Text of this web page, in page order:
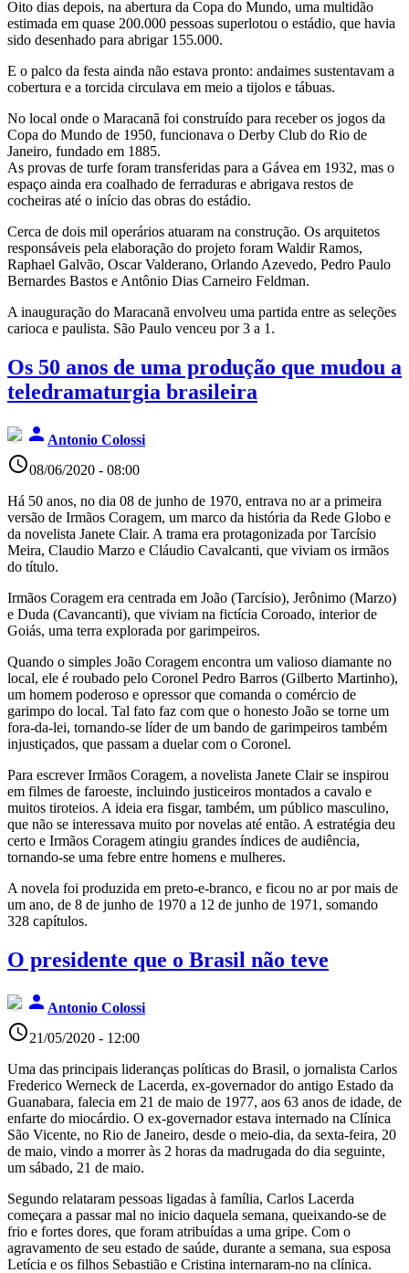
Oito dias depois, na abertura da Copa do Mundo, uma multidão
estimada em quase 200.000 pessoas superlotou o estádio, que havia
sido desenhado para abrigar 155.000.
E o palco da festa ainda não estava pronto: andaimes sustentavam a
cobertura e a torcida circulava em meio a tijolos e tábuas.
No local onde o Maracanã foi construído para receber os jogos da
Copa do Mundo de 1950, funcionava o Derby Club do Rio de
Janeiro, fundado em 1885.
As provas de turfe foram transferidas para a Gávea em 1932, mas o
espaço ainda era coalhado de ferraduras e abrigava restos de
cocheiras até o início das obras do estádio.
Cerca de dois mil operários atuaram na construção. Os arquitetos
responsáveis pela elaboração do projeto foram Waldir Ramos,
Raphael Galvão, Oscar Valderano, Orlando Azevedo, Pedro Paulo
Bernardes Bastos e Antônio Dias Carneiro Feldman.
A inauguração do Maracanã envolveu uma partida entre as seleções
carioca e paulista. São Paulo venceu por 3 a 1.
Os 50 anos de uma produção que mudou a
teledramaturgia brasileira
person Antonio Colossi
access_time08/06/2020 - 08:00
Há 50 anos, no dia 08 de junho de 1970, entrava no ar a primeira
versão de Irmãos Coragem, um marco da história da Rede Globo e
da novelista Janete Clair. A trama era protagonizada por Tarcísio
Meira, Claudio Marzo e Cláudio Cavalcanti, que viviam os irmãos
do título.
Irmãos Coragem era centrada em João (Tarcísio), Jerônimo (Marzo)
e Duda (Cavancanti), que viviam na fictícia Coroado, interior de
Goiás, uma terra explorada por garimpeiros.
Quando o simples João Coragem encontra um valioso diamante no
local, ele é roubado pelo Coronel Pedro Barros (Gilberto Martinho),
um homem poderoso e opressor que comanda o comércio de
garimpo do local. Tal fato faz com que o honesto João se torne um
fora-da-lei, tornando-se líder de um bando de garimpeiros também
injustiçados, que passam a duelar com o Coronel.
Para escrever Irmãos Coragem, a novelista Janete Clair se inspirou
em filmes de faroeste, incluindo justiceiros montados a cavalo e
muitos tiroteios. A ideia era fisgar, também, um público masculino,
que não se interessava muito por novelas até então. A estratégia deu
certo e Irmãos Coragem atingiu grandes índices de audiência,
tornando-se uma febre entre homens e mulheres.
A novela foi produzida em preto-e-branco, e ficou no ar por mais de
um ano, de 8 de junho de 1970 a 12 de junho de 1971, somando
328 capítulos.
O presidente que o Brasil não teve
person Antonio Colossi
access_time21/05/2020 - 12:00
Uma das principais lideranças políticas do Brasil, o jornalista Carlos
Frederico Werneck de Lacerda, ex-governador do antigo Estado da
Guanabara, falecia em 21 de maio de 1977, aos 63 anos de idade, de
enfarte do miocárdio. O ex-governador estava internado na Clínica
São Vicente, no Rio de Janeiro, desde o meio-dia, da sexta-feira, 20
de maio, vindo a morrer às 2 horas da madrugada do dia seguinte,
um sábado, 21 de maio.
Segundo relataram pessoas ligadas à família, Carlos Lacerda
começara a passar mal no inicio daquela semana, queixando-se de
frio e fortes dores, que foram atribuídas a uma gripe. Com o
agravamento de seu estado de saúde, durante a semana, sua esposa
Letícia e os filhos Sebastião e Cristina internaram-no na clínica.